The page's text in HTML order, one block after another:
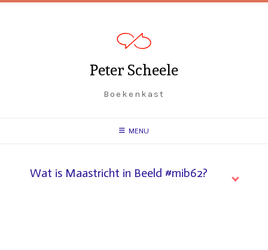
Peter Scheele
Boekenkast
MENU
Wat is Maastricht in Beeld #mib62?